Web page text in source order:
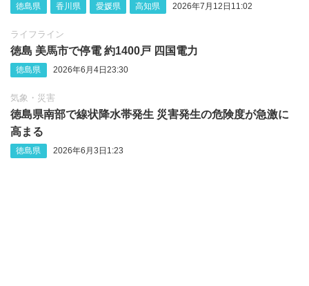
徳島県 香川県 愛媛県 高知県 2026年7月12日11:02
ライフライン
徳島 美馬市で停電 約1400戸 四国電力
徳島県 2026年6月4日23:30
気象・災害
徳島県南部で線状降水帯発生 災害発生の危険度が急激に
高まる
徳島県 2026年6月3日1:23